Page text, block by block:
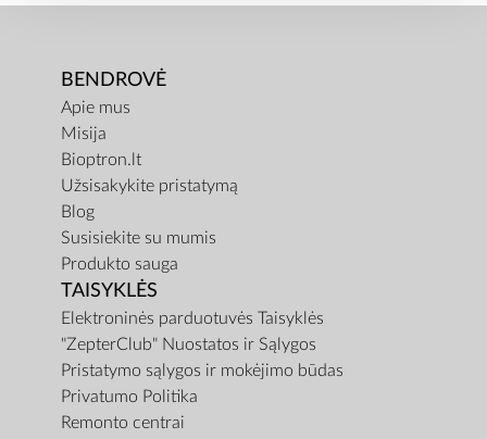
BENDROVĖ
Apie mus
Misija
Bioptron.lt
Užsisakykite pristatymą
Blog
Susisiekite su mumis
Produkto sauga
TAISYKLĖS
Elektroninės parduotuvės Taisyklės
"ZepterClub" Nuostatos ir Sąlygos
Pristatymo sąlygos ir mokėjimo būdas
Privatumo Politika
Remonto centrai